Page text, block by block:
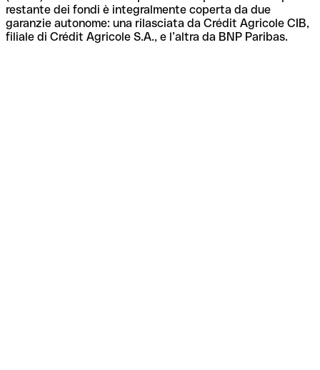
restante dei fondi è integralmente coperta da due
garanzie autonome: una rilasciata da Crédit Agricole CIB,
filiale di Crédit Agricole S.A., e l’altra da BNP Paribas.